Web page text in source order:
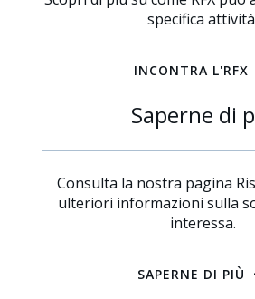
specifica
INCONTRA L'RFX
Saperne di
Consulta la nostra pagina
ulteriori informazioni sulla
interessa.
SAPERNE DI PIÙ